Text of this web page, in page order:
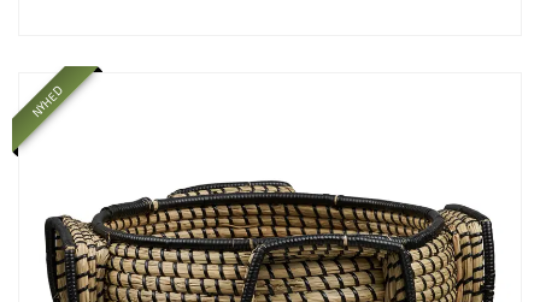
NYHED